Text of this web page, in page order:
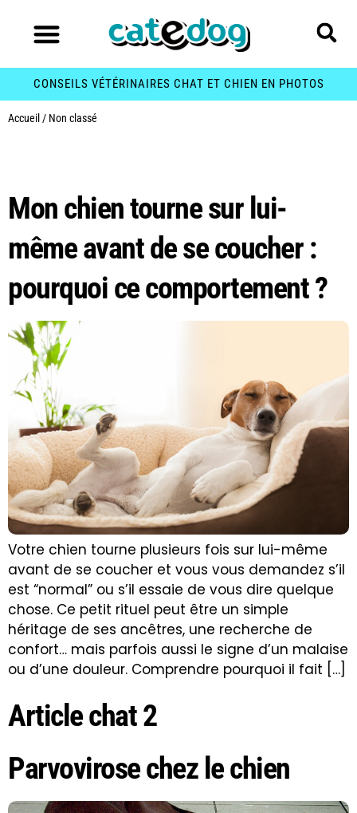
CONSEILS VÉTÉRINAIRES CHAT ET CHIEN EN PHOTOS
Accueil / Non classé
Mon chien tourne sur lui-
même avant de se coucher :
pourquoi ce comportement ?
Votre chien tourne plusieurs fois sur lui-même
avant de se coucher et vous vous demandez s’il
est “normal” ou s’il essaie de vous dire quelque
chose. Ce petit rituel peut être un simple
héritage de ses ancêtres, une recherche de
confort… mais parfois aussi le signe d’un malaise
ou d’une douleur. Comprendre pourquoi il fait […]
Article chat 2
Parvovirose chez le chien